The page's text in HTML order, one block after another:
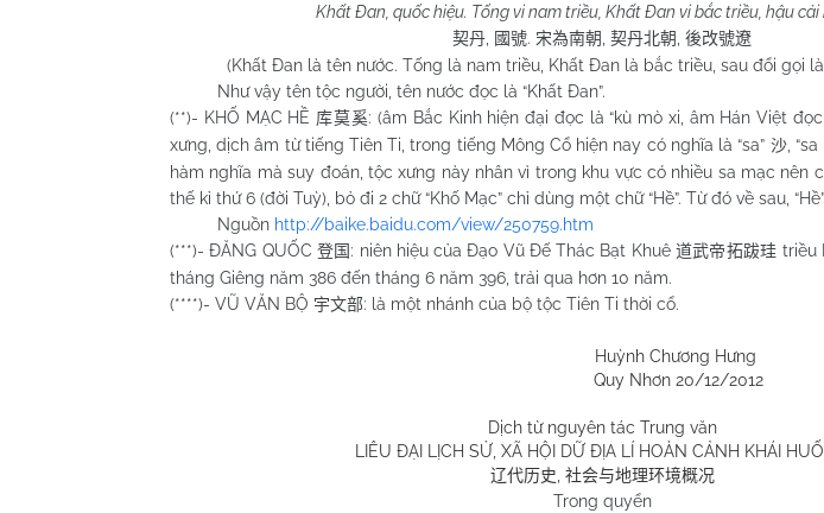
Khất Đan, quốc hiệu. Tống vi nam triều, Khất Đan vi bắc triều, hậu cải
契丹 國號. 宋為南朝 契丹北朝 後改號遼
(Khất Đan là tên nước. Tống là nam triều, Khất Đan là bắc triều, sau đổi gọi
Như vậy tên tộc người, tên nước đọc là “Khất Đan”.
(**)- KHỐ MẠC HỀ 库莫奚: (âm Bắc Kinh hiện đại đọc là “kù mò xi, âm Hán Việt
xưng, dịch âm từ tiếng Tiên Ti, trong tiếng Mông Cổ hiện nay có nghĩa là “sa” 沙,
hàm nghĩa mà suy đoán, tộc xưng này nhân vì trong khu vực có nhiều sa mạc nên
thế kỉ thứ 6 (đời Tuỳ), bỏ đi 2 chữ “Khố Mạc” chỉ dùng một chữ “Hề”. Từ đó về sau,
Nguồn http://baike.baidu.com/view/250759.htm
(***)- ĐĂNG QUỐC 登国 : niên hiệu của Đạo Vũ Đế Thác Bạt Khuê 道武帝拓跋珪 triều
tháng Giêng năm 386 đến tháng 6 năm 396, trải qua hơn 10 năm.
(****)- VŨ VĂN BỘ 宇文部: là một nhánh của bộ tộc Tiên Ti thời cổ.
Huỳnh Chương Hưng
Quy Nhơn 20/12/2012
Dịch từ nguyên tác Trung văn
LIÊU ĐẠI LỊCH SỬ, XÃ HỘI DỮ ĐỊA LÍ HOÀN CẢNH KHÁI
辽代历史 社会与地理环境概况
Trong quyển